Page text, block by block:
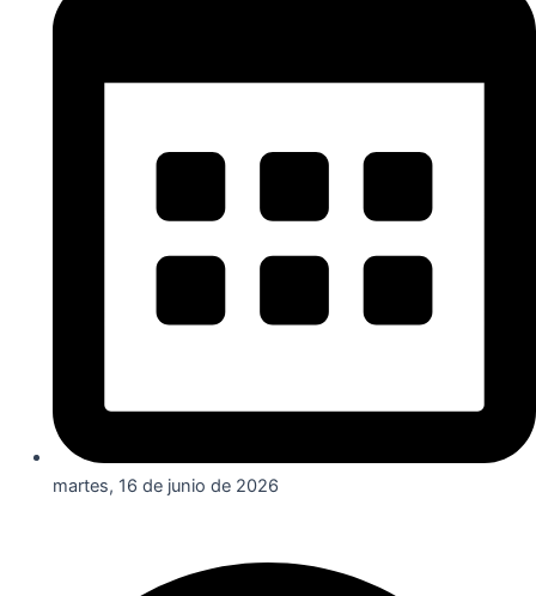
martes, 16 de junio de 2026